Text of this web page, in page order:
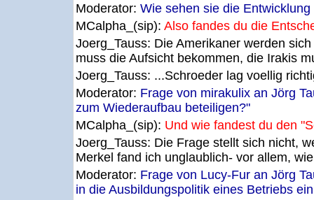
Moderator: Wie sehen sie die
MCalpha_(sip): Also fandes du die
Joerg_Tauss: Die Amerikaner werden
muss die Aufsicht bekommen, die Irakis
Joerg_Tauss: ...Schroeder lag voellig
Moderator: Frage von mirakulix an Jörg
zum Wiederaufbau beteiligen?"
MCalpha_(sip): Und wie fandest du den
Joerg_Tauss: Die Frage stellt sich nicht,
Merkel fand ich unglaublich- vor allem,
Moderator: Frage von Lucy-Fur an Jörg
in die Ausbildungspolitik eines Betriebs